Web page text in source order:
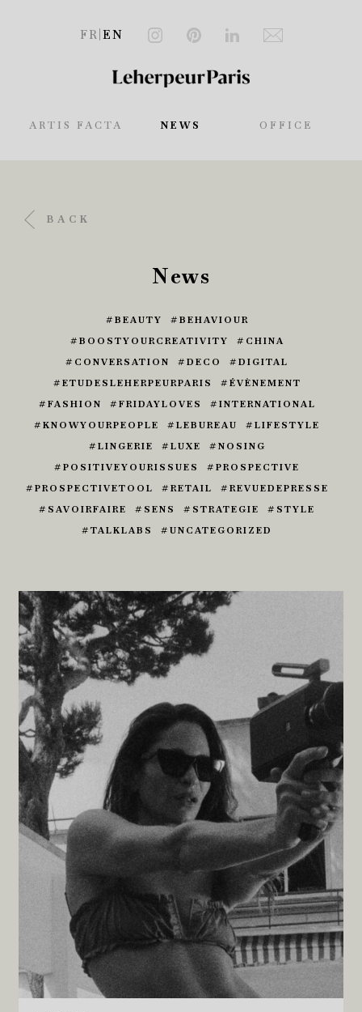
FR EN
NEWS OFFICE
ARTIS FACTA
BACK
News
BEAUTY
BEHAVIOUR
BOOSTYOURCREATIVITY
CHINA
CONVERSATION
DECO
DIGITAL
ETUDESLEHERPEURPARIS
ÉVÈNEMENT
FASHION
FRIDAYLOVES
INTERNATIONAL
KNOWYOURPEOPLE
LEBUREAU
LIFESTYLE
LINGERIE
LUXE
NOSING
POSITIVEYOURISSUES
PROSPECTIVE
PROSPECTIVETOOL
RETAIL
REVUEDEPRESSE
SAVOIRFAIRE
SENS STRATEGIE
STYLE
TALKLABS
UNCATEGORIZED